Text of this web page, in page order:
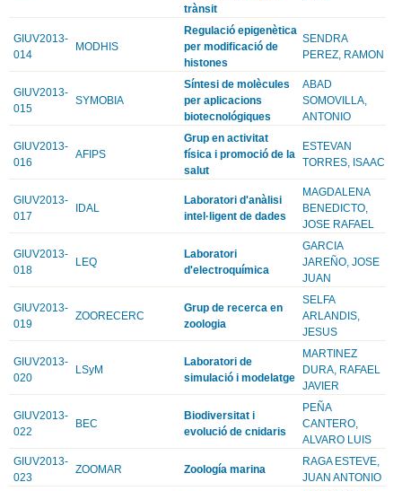
trànsit
GIUV2013-
014
MODHIS
Regulació epigenètica
per modificació de
histones
SENDRA
PEREZ, RAMON
GIUV2013-
015
SYMOBIA
Síntesi de molècules
per aplicacions
biotecnológiques
ABAD
SOMOVILLA,
ANTONIO
GIUV2013-
016
AFIPS
Grup en activitat
física i promoció de la
salut
ESTEVAN
TORRES, ISAAC
GIUV2013-
017
IDAL
Laboratori d'anàlisi
intel·ligent de dades
MAGDALENA
BENEDICTO,
JOSE RAFAEL
GIUV2013-
018
LEQ
Laboratori
d'electroquímica
GARCIA
JAREÑO, JOSE
JUAN
GIUV2013-
019
ZOORECERC
Grup de recerca en
zoologia
SELFA
ARLANDIS,
JESUS
GIUV2013-
020
LSyM
Laboratori de
simulació i modelatge
MARTINEZ
DURA, RAFAEL
JAVIER
GIUV2013-
022
BEC
Biodiversitat i
evolució de cnidaris
PEÑA
CANTERO,
ALVARO LUIS
GIUV2013-
023
ZOOMAR Zoología marina
RAGA ESTEVE,
JUAN ANTONIO